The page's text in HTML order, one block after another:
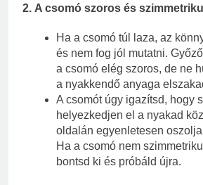
2. A csomó szoros és
Ha a csomó túl laza, az
és nem fog jól mutatni.
a csomó elég szoros, de ne
a nyakkendő anyaga
A csomót úgy igazítsd, hogy
helyezkedjen el a nyakad
oldalán egyenletesen
Ha a csomó nem
bontsd ki és próbáld újra.